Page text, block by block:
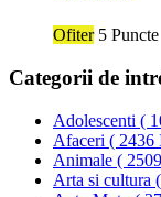
Ofiter 5 Puncte
Categorii de
Adolescenti (
Afaceri ( 2436
Animale (
Arta si cultura (